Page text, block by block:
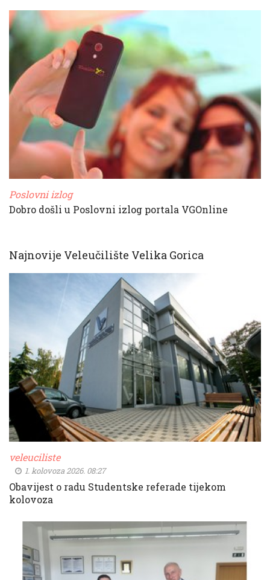
Poslovni izlog
Dobro došli u Poslovni izlog portala VGOnline
Najnovije Veleučilište Velika Gorica
veleuciliste
1. kolovoza 2026. 08:27
Obavijest o radu Studentske referade tijekom
kolovoza